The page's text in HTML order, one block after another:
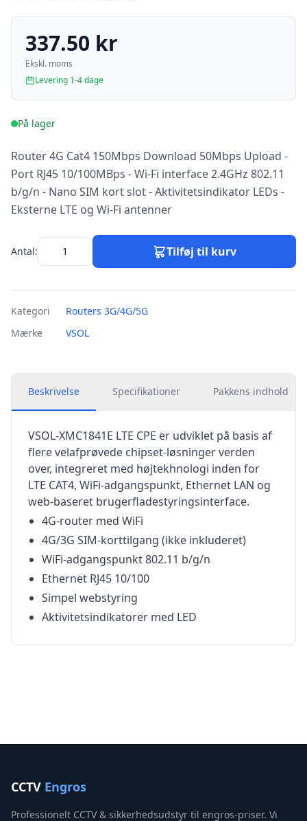
337.50 kr
Ekskl. moms
Levering 1-4 dage
På lager
Router 4G Cat4 150Mbps Download 50Mbps Upload -
Port RJ45 10/100MBps - Wi-Fi interface 2.4GHz 802.11
b/g/n - Nano SIM kort slot - Aktivitetsindikator LEDs -
Eksterne LTE og Wi-Fi antenner
Antal: Tilføj til kurv
Kategori
Routers 3G/4G/5G
Mærke
VSOL
Beskrivelse Specifikationer Pakkens indhold
VSOL-XMC1841E LTE CPE er udviklet på basis af
flere velafprøvede chipset-løsninger verden
over, integreret med højtekhnologi inden for
LTE CAT4, WiFi-adgangspunkt, Ethernet LAN og
web-baseret brugerfladestyringsinterface.
4G-router med WiFi
4G/3G SIM-korttilgang (ikke inkluderet)
WiFi-adgangspunkt 802.11 b/g/n
Ethernet RJ45 10/100
Simpel webstyring
Aktivitetsindikatorer med LED
CCTV Engros
Professionelt CCTV & sikkerhedsudstyr til engros-priser. Vi